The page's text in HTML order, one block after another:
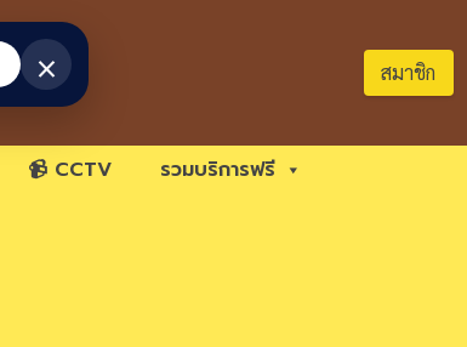
สมาชิก
📹 CCTV รวมบริการฟรี
×